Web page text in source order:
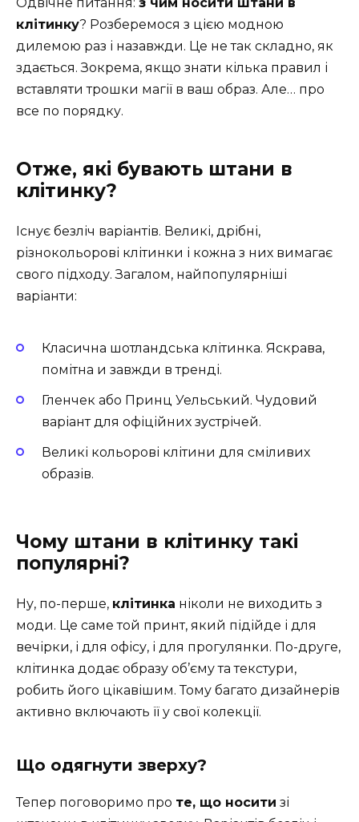
клітинку? Розберемося з цією модною
дилемою раз і назавжди. Це не так складно, як
здається. Зокрема, якщо знати кілька правил і
вставляти трошки магії в ваш образ. Але… про
все по порядку.
Отже, які бувають штани в
клітинку?
Існує безліч варіантів. Великі, дрібні,
різнокольорові клітинки і кожна з них вимагає
свого підходу. Загалом, найпопулярніші
варіанти:
Класична шотландська клітинка. Яскрава,
помітна и завжди в тренді.
Гленчек або Принц Уельський. Чудовий
варіант для офіційних зустрічей.
Великі кольорові клітини для сміливих
образів.
Чому штани в клітинку такі
популярні?
Ну, по-перше, клітинка ніколи не виходить з
моди. Це саме той принт, який підійде і для
вечірки, і для офісу, і для прогулянки. По-друге,
клітинка додає образу об’єму та текстури,
робить його цікавішим. Тому багато дизайнерів
активно включають її у свої колекції.
Що одягнути зверху?
Тепер поговоримо про те, що носити зі